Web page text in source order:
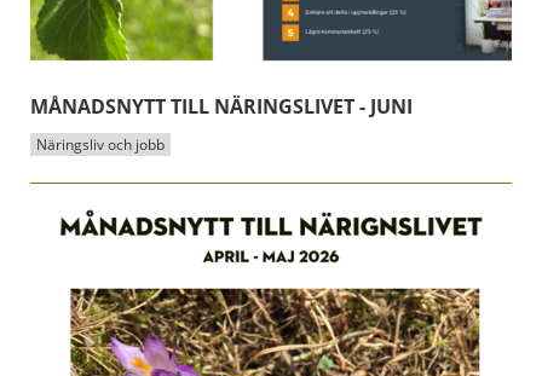
MÅNADSNYTT TILL NÄRINGSLIVET - JUNI
Näringsliv och jobb